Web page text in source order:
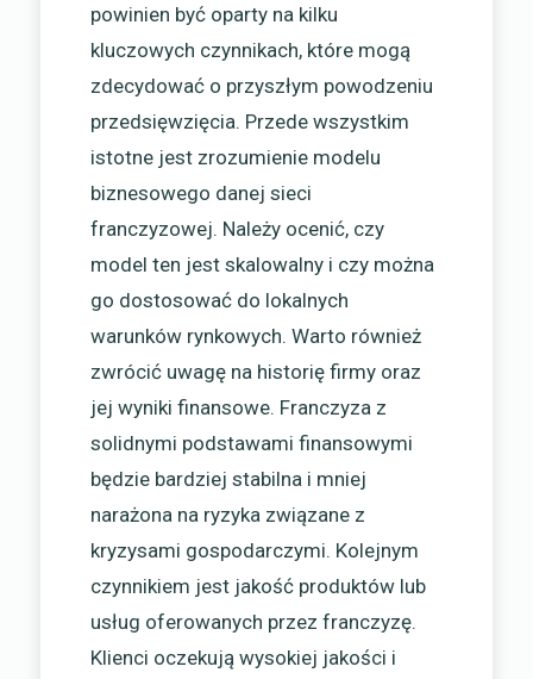
powinien być oparty na kilku
kluczowych czynnikach, które mogą
zdecydować o przyszłym powodzeniu
przedsięwzięcia. Przede wszystkim
istotne jest zrozumienie modelu
biznesowego danej sieci
franczyzowej. Należy ocenić, czy
model ten jest skalowalny i czy można
go dostosować do lokalnych
warunków rynkowych. Warto również
zwrócić uwagę na historię firmy oraz
jej wyniki finansowe. Franczyza z
solidnymi podstawami finansowymi
będzie bardziej stabilna i mniej
narażona na ryzyka związane z
kryzysami gospodarczymi. Kolejnym
czynnikiem jest jakość produktów lub
usług oferowanych przez franczyzę.
Klienci oczekują wysokiej jakości i